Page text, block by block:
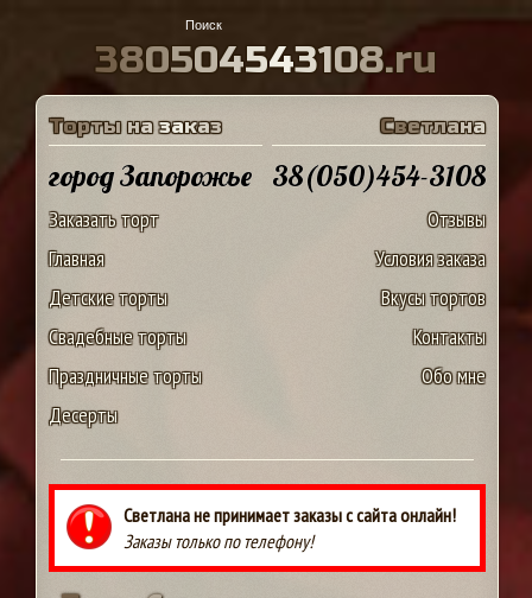
380504543108.ru
Торты на заказ
город Запорожье
Заказать торт
Главная
Детские торты
Свадебные торты
Праздничные торты
Десерты
Светлана
38(050)454-3108
Отзывы
Условия заказа
Вкусы тортов
Контакты
Обо мне
Светлана не принимает заказы с сайта онлайн!
Заказы только по телефону!